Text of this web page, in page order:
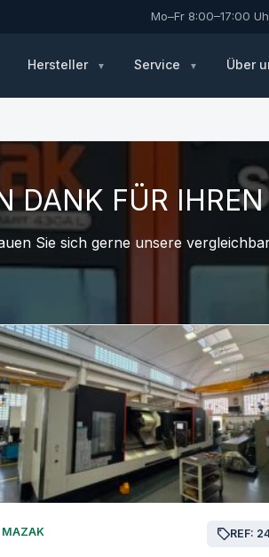
Mo–Fr 8:00–17:00
Hersteller Service Über
DANK FÜR
Sie sich gerne unsere
MAZAK REF: